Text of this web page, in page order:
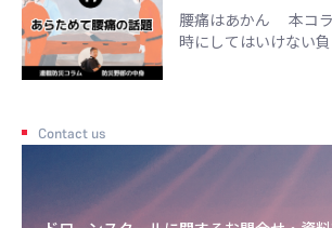
腰痛はあかん 本コ
時にしてはいけない
Contact us